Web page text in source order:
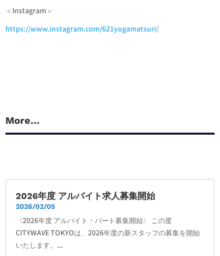
＜Instagram＞
https://www.instagram.com/621yogamatsuri/
More…
2026年度 アルバイト求人募集開始
2026/02/05
〈2026年度 アルバイト・パート募集開始〉 この度
CITYWAVE TOKYOは、2026年度の新スタッフの募集を開始
いたします。...